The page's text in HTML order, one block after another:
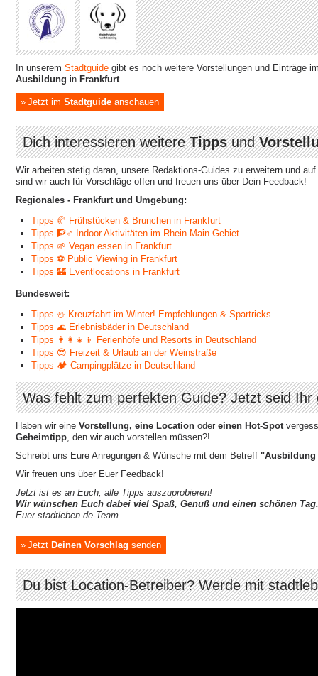
In unserem Stadtguide gibt es noch weitere Vorstellungen und Einträge
Ausbildung in Frankfurt.
Jetzt im Stadtguide anschauen
Dich interessieren weitereTippsund
Wir arbeiten stetig daran, unsere Redaktions-Guides zu erweitern und
sind wir auch für Vorschläge offen und freuen uns über Dein Feedback!
Regionales - Frankfurt und Umgebung:
Tipps 🥐 Frühstücken & Brunchen in Frankfurt
Tipps 🧗♂ Indoor Aktivitäten im Rhein-Main Gebiet
Tipps 🌱 Vegan essen in Frankfurt
Tipps ⚽ Public Viewing in Frankfurt
Tipps 🏰 Eventlocations in Frankfurt
Bundesweit:
Tipps ⛄ Kreuzfahrt im Winter! Empfehlungen & Spartricks
Tipps 🌊 Erlebnisbäder in Deutschland
Tipps 👨‍👩‍👧‍👦 Ferienhöfe und Resorts in Deutschland
Tipps 😎 Freizeit & Urlaub an der Weinstraße
Tipps 🏕 Campingplätze in Deutschland
Was fehlt zum perfekten Guide? Jetzt seid Ihr
Haben wir eine Vorstellung, eine Location oder einen Hot-Spot
Geheimtipp, den wir auch vorstellen müssen?!
Schreibt uns Eure Anregungen & Wünsche mit dem Betreff
Wir freuen uns über Euer Feedback!
Jetzt ist es an Euch, alle Tipps auszuprobieren!
Wir wünschen Euch dabei viel Spaß, Genuß und einen schönen Tag.
Euer stadtleben.de-Team.
Jetzt Deinen Vorschlag senden
Du bist Location-Betreiber? Werde mit